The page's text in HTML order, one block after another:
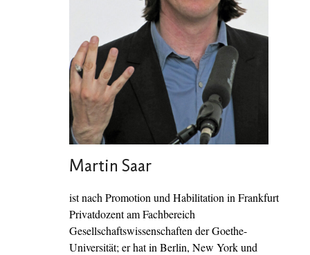
Martin Saar
ist nach Promotion und Habilitation in Frankfurt
Privatdozent am Fachbereich
Gesellschaftswissenschaften der Goethe-
Universität; er hat in Berlin, New York und